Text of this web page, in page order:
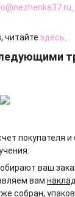
читайте здесь
покупателя и
ваш
вам
собран,